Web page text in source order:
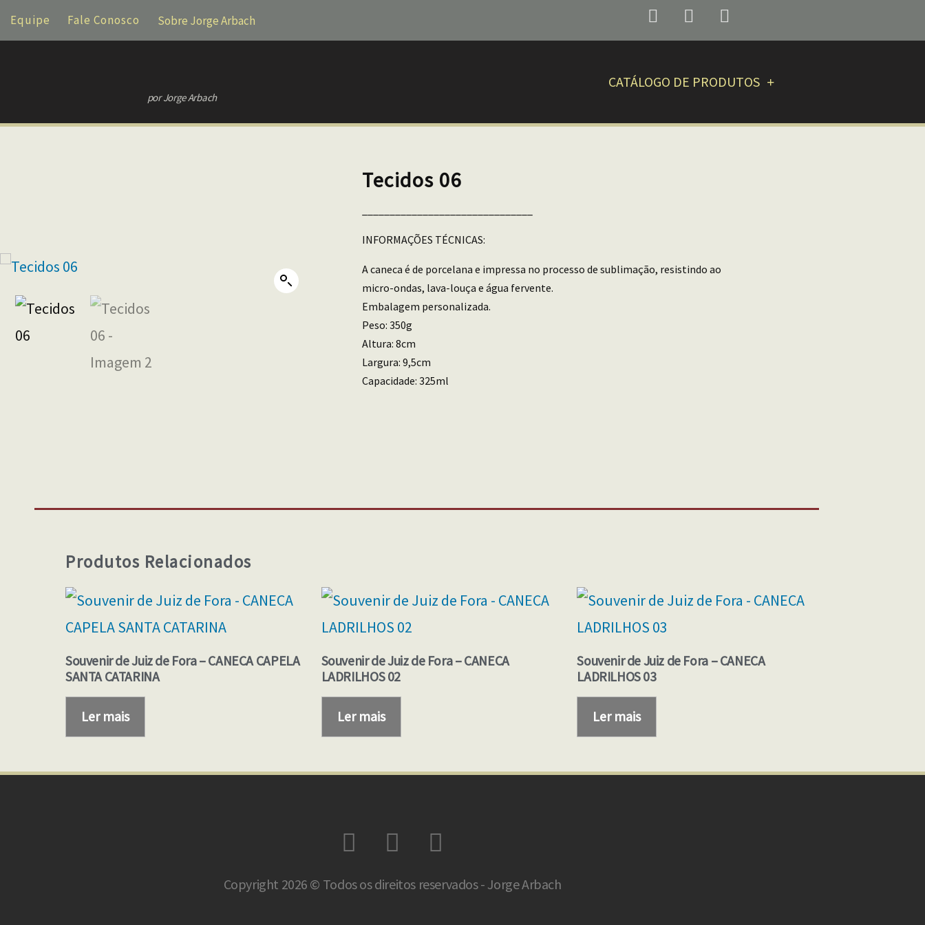
Equipe Fale Conosco Sobre Jorge Arbach
por Jorge Arbach
CATÁLOGO DE PRODUTOS
Tecidos 06
INFORMAÇÕES TÉCNICAS:
A caneca é de porcelana e impressa no processo de sublimação, resistindo ao
micro-ondas, lava-louça e água fervente.
Embalagem personalizada.
Peso: 350g
Altura: 8cm
Largura: 9,5cm
Capacidade: 325ml
Produtos Relacionados
Souvenir de Juiz de Fora – CANECA CAPELA
SANTA CATARINA
Ler mais
Souvenir de Juiz de Fora – CANECA
LADRILHOS 02
Ler mais
Souvenir de Juiz de Fora – CANECA
LADRILHOS 03
Ler mais
Copyright 2026 © Todos os direitos reservados - Jorge Arbach